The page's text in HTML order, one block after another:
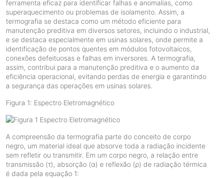
ferramenta eficaz para identificar falhas e anomalias, como
superaquecimento ou problemas de isolamento. Assim, a
termografia se destaca como um método eficiente para
manutenção preditiva em diversos setores, incluindo o industrial,
e se destaca especialmente em usinas solares, onde permite a
identificação de pontos quentes em módulos fotovoltaicos,
conexões defeituosas e falhas em inversores. A termografia,
assim, contribui para a manutenção preditiva e o aumento da
eficiência operacional, evitando perdas de energia e garantindo
a segurança das operações em usinas solares.
Figura 1: Espectro Eletromagnético
A compreensão da termografia parte do conceito de corpo
negro, um material ideal que absorve toda a radiação incidente
sem refletir ou transmitir. Em um corpo negro, a relação entre
transmissão (τ), absorção (α) e reflexão (ρ) de radiação térmica
é dada pela equação 1: